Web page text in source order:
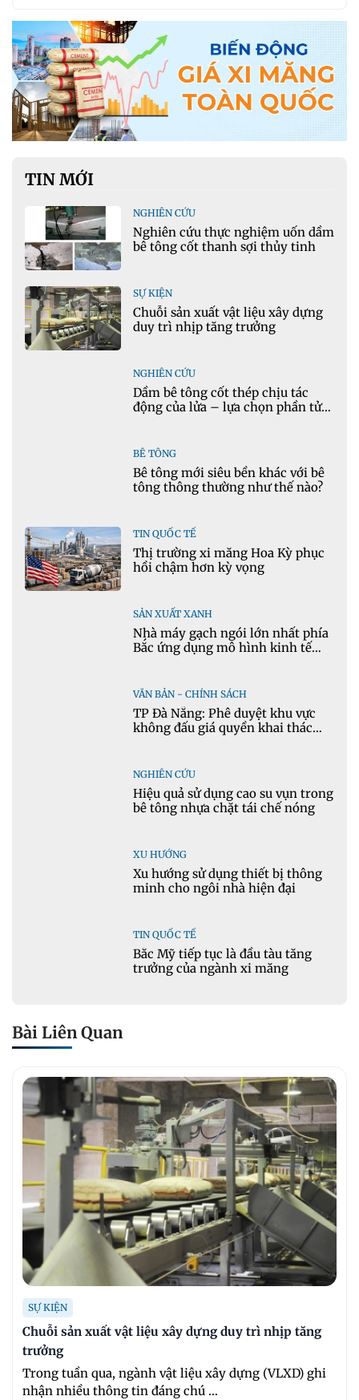
TIN MỚI
NGHIÊN CỨU
Nghiên cứu thực nghiệm uốn dầm
bê tông cốt thanh sợi thủy tinh
SỰ KIỆN
Chuỗi sản xuất vật liệu xây dựng
duy trì nhịp tăng trưởng
NGHIÊN CỨU
Dầm bê tông cốt thép chịu tác
động của lửa – lựa chọn phần tử
BÊ TÔNG
Bê tông mới siêu bền khác với bê
tông thông thường như thế nào?
TIN QUỐC TẾ
Thị trường xi măng Hoa Kỳ phục
hồi chậm hơn kỳ vọng
SẢN XUẤT XANH
Nhà máy gạch ngói lớn nhất phía
Bắc ứng dụng mô hình kinh tế
VĂN BẢN - CHÍNH SÁCH
TP Đà Nẵng: Phê duyệt khu vực
không đấu giá quyền khai thác
NGHIÊN CỨU
Hiệu quả sử dụng cao su vụn trong
bê tông nhựa chặt tái chế nóng
XU HƯỚNG
Xu hướng sử dụng thiết bị thông
minh cho ngôi nhà hiện đại
TIN QUỐC TẾ
Bắc Mỹ tiếp tục là đầu tàu tăng
trưởng của ngành xi măng
Bài Liên Quan
SỰ KIỆN
Chuỗi sản xuất vật liệu xây dựng duy trì nhịp tăng
trưởng
Trong tuần qua, ngành vật liệu xây dựng (VLXD) ghi
nhận nhiều thông tin đáng chú ...